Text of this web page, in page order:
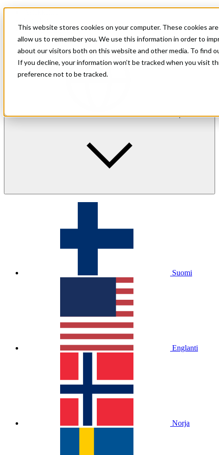
This website stores cookies on your computer. These cookies
allow us to remember you. We use this information in order to
about our visitors both on this website and other media. To find
If you decline, your information won’t be tracked when you visit
preference not to be tracked.
Sijoittajasuhteet
fi | Kieli
Suomi
Englanti
Norja